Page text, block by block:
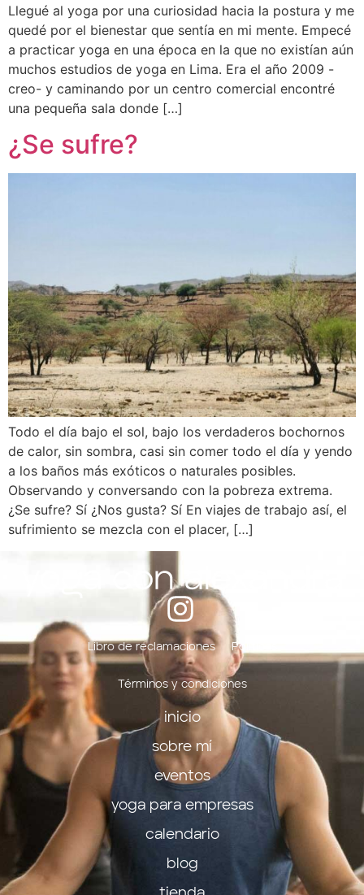
Llegué al yoga por una curiosidad hacia la postura y me
quedé por el bienestar que sentía en mi mente. Empecé
a practicar yoga en una época en la que no existían aún
muchos estudios de yoga en Lima. Era el año 2009 -
creo- y caminando por un centro comercial encontré
una pequeña sala donde […]
¿Se sufre?
Todo el día bajo el sol, bajo los verdaderos bochornos
de calor, sin sombra, casi sin comer todo el día y yendo
a los baños más exóticos o naturales posibles.
Observando y conversando con la pobreza extrema.
¿Se sufre? Sí ¿Nos gusta? Sí En viajes de trabajo así, el
sufrimiento se mezcla con el placer, […]
Libro de reclamaciones Políticas
Términos y condiciones
inicio
sobre mí
eventos
yoga para empresas
calendario
blog